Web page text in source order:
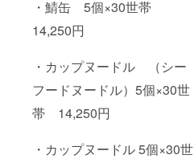
・鯖缶 5個×30世帯
14,250円
・カップヌードル （シー
フードヌードル）5個×30世
帯 14,250円
・カップヌードル 5個×30世